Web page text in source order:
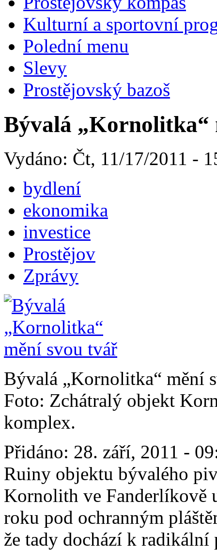
Kulturní a sportovní
Polední menu
Slevy
Prostějovský bazoš
Bývalá „Kornolitka“
Vydáno: Čt, 11/17/2011 -
bydlení
ekonomika
investice
Prostějov
Zprávy
Bývalá „Kornolitka“ mění
Foto: Zchátralý objekt
komplex.
Přidáno: 28. září, 2011 -
Ruiny objektu bývalého
Kornolith ve Fanderlíkově
roku pod ochranným
že tady dochází k radikální